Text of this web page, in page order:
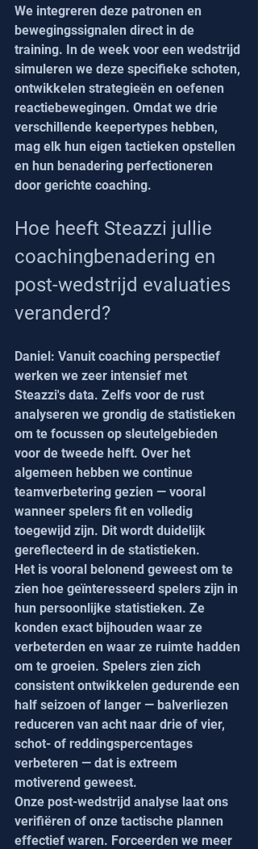
We integreren deze patronen en
bewegingssignalen direct in de
training. In de week voor een wedstrijd
simuleren we deze specifieke schoten,
ontwikkelen strategieën en oefenen
reactiebewegingen. Omdat we drie
verschillende keepertypes hebben,
mag elk hun eigen tactieken opstellen
en hun benadering perfectioneren
door gerichte coaching.
Hoe heeft Steazzi jullie
coachingbenadering en
post-wedstrijd evaluaties
veranderd?
Daniel: Vanuit coaching perspectief
werken we zeer intensief met
Steazzi's data. Zelfs voor de rust
analyseren we grondig de statistieken
om te focussen op sleutelgebieden
voor de tweede helft. Over het
algemeen hebben we continue
teamverbetering gezien — vooral
wanneer spelers fit en volledig
toegewijd zijn. Dit wordt duidelijk
gereflecteerd in de statistieken.
Het is vooral belonend geweest om te
zien hoe geïnteresseerd spelers zijn in
hun persoonlijke statistieken. Ze
konden exact bijhouden waar ze
verbeterden en waar ze ruimte hadden
om te groeien. Spelers zien zich
consistent ontwikkelen gedurende een
half seizoen of langer — balverliezen
reduceren van acht naar drie of vier,
schot- of reddingspercentages
verbeteren — dat is extreem
motiverend geweest.
Onze post-wedstrijd analyse laat ons
verifiëren of onze tactische plannen
effectief waren. Forceerden we meer